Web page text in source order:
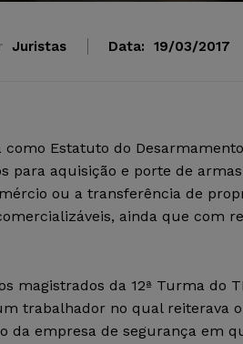
Juristas Data: 19/03/2017
como Estatuto do
para aquisição e porte de
ou a transferência de
ainda que com
magistrados da 12ª Turma do
trabalhador no qual reiterava
da empresa de segurança em